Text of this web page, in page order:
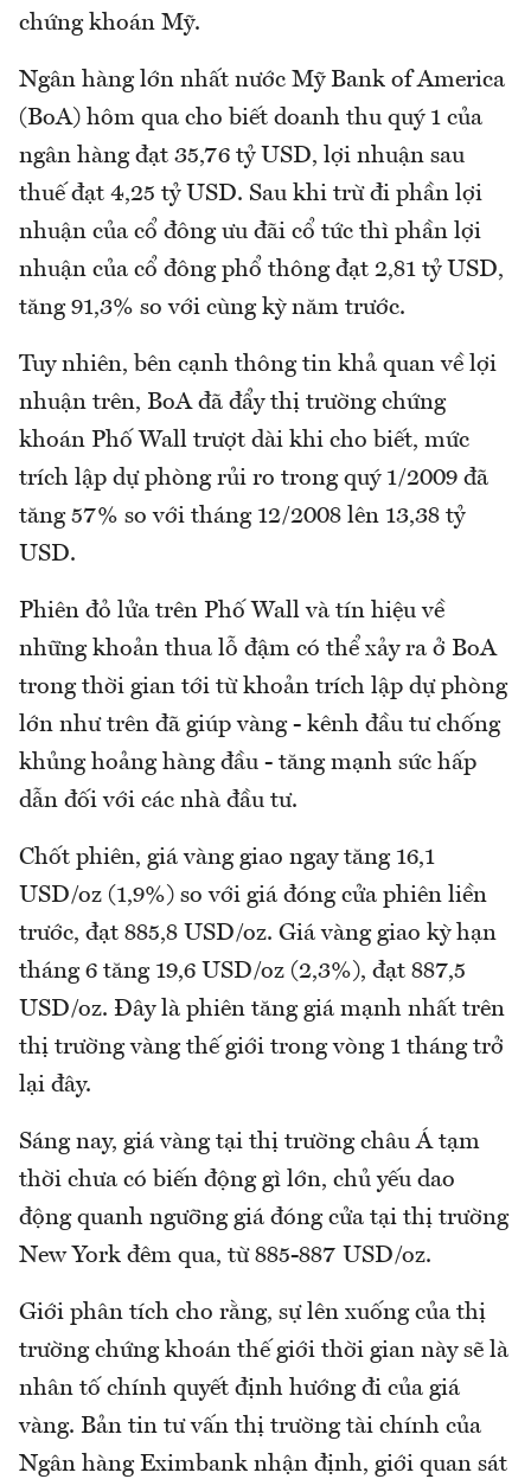
chứng khoán Mỹ.
Ngân hàng lớn nhất nước Mỹ Bank of America
(BoA) hôm qua cho biết doanh thu quý 1 của
ngân hàng đạt 35,76 tỷ USD, lợi nhuận sau
thuế đạt 4,25 tỷ USD. Sau khi trừ đi phần lợi
nhuận của cổ đông ưu đãi cổ tức thì phần lợi
nhuận của cổ đông phổ thông đạt 2,81 tỷ USD,
tăng 91,3% so với cùng kỳ năm trước.
Tuy nhiên, bên cạnh thông tin khả quan về lợi
nhuận trên, BoA đã đẩy thị trường chứng
khoán Phố Wall trượt dài khi cho biết, mức
trích lập dự phòng rủi ro trong quý 1/2009 đã
tăng 57% so với tháng 12/2008 lên 13,38 tỷ
USD.
Phiên đỏ lửa trên Phố Wall và tín hiệu về
những khoản thua lỗ đậm có thể xảy ra ở BoA
trong thời gian tới từ khoản trích lập dự phòng
lớn như trên đã giúp vàng - kênh đầu tư chống
khủng hoảng hàng đầu - tăng mạnh sức hấp
dẫn đối với các nhà đầu tư.
Chốt phiên, giá vàng giao ngay tăng 16,1
USD/oz (1,9%) so với giá đóng cửa phiên liền
trước, đạt 885,8 USD/oz. Giá vàng giao kỳ hạn
tháng 6 tăng 19,6 USD/oz (2,3%), đạt 887,5
USD/oz. Đây là phiên tăng giá mạnh nhất trên
thị trường vàng thế giới trong vòng 1 tháng trở
lại đây.
Sáng nay, giá vàng tại thị trường châu Á tạm
thời chưa có biến động gì lớn, chủ yếu dao
động quanh ngưỡng giá đóng cửa tại thị trường
New York đêm qua, từ 885-887 USD/oz.
Giới phân tích cho rằng, sự lên xuống của thị
trường chứng khoán thế giới thời gian này sẽ là
nhân tố chính quyết định hướng đi của giá
vàng. Bản tin tư vấn thị trường tài chính của
Ngân hàng Eximbank nhận định, giới quan sát